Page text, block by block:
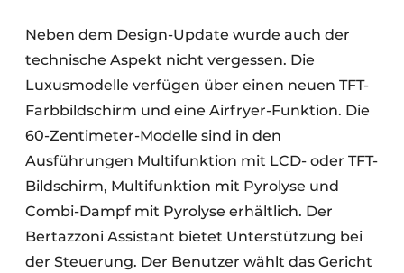
Neben dem Design-Update wurde auch der
technische Aspekt nicht vergessen. Die
Luxusmodelle verfügen über einen neuen TFT-
Farbbildschirm und eine Airfryer-Funktion. Die
60-Zentimeter-Modelle sind in den
Ausführungen Multifunktion mit LCD- oder TFT-
Bildschirm, Multifunktion mit Pyrolyse und
Combi-Dampf mit Pyrolyse erhältlich. Der
Bertazzoni Assistant bietet Unterstützung bei
der Steuerung. Der Benutzer wählt das Gericht